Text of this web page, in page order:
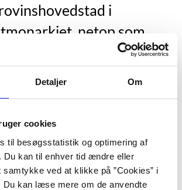
Detaljer Om
cookies
til besøgsstatistik og optimering af
Du kan til enhver tid ændre eller
ved at klikke på ”Cookies” i
Du kan læse mere om de anvendte
i
netop som
fra Sofia lagde til kaj, lå
stiv som et bræt af
til sin udkårne, en
jødinde.”
historier 2”, s. 46.